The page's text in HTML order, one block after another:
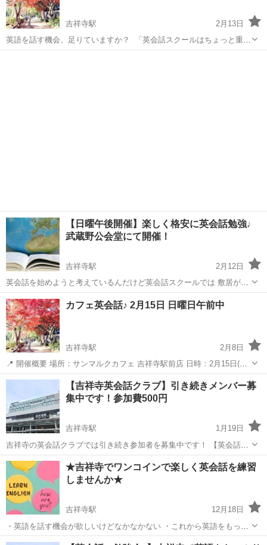
吉祥寺駅
2月13日
英語を話す機会、足りていますか？ 「英会話スクールはちょっと重い
けど、実践の場がほしい」 そんな方にぴったりの カフェ英会話♪ 吉
【日曜午後開催】楽しく格安に英会話勉強♩
武蔵野公会堂にて開催！
吉祥寺駅
2月12日
英会話を始めようと考えているんだけど英会話スクールでは 敷居が高
すぎると思っているみなさん、気軽に英会話しませんか？ 同じく英語
を勉強している様々な年代、職業の人たちと一緒に話すことで、いい
刺激を受けて、英語を続...
東京 武蔵野市 吉祥寺駅 英会話 敷居
カフェ英会話♪ 2月15日 日曜日午前中
吉祥寺駅
2月8日
📍 開催概要 場所：サンマルクカフェ 吉祥寺駅前店 日時：2月15日(日
曜日)午前 (4人以上で開催取りなります。） 参加費：500円 ＋ ドリン
東京 武蔵野市 吉祥寺駅 英会話 初心者
【吉祥寺英会話クラブ】引き続きメンバー募
集中です！参加費500円
吉祥寺駅
1月19日
吉祥寺の英会話クラブでは引き続き参加者を募集中です！ 【英会話ク
ラブとは】 ・グループトークやゲームなどを交えた英会話の勉強サー
クルです。 ・初心者から上級者の方まで、レベル別に学習可能 ・さま
ざまな年代や性別の...
東京 武蔵野市 吉祥寺駅 英会話 クラブ
★吉祥寺でワンコインで楽しく英会話を練習
しませんか★
吉祥寺駅
12月18日
・英語を話す機会が欲しいけどなかなかない ・これから英語をもっと
上達したい ・お友達を作りながら英会話を上達させたい 英会話クラブ
東京 武蔵野市 吉祥寺駅 英語 ワンコイン